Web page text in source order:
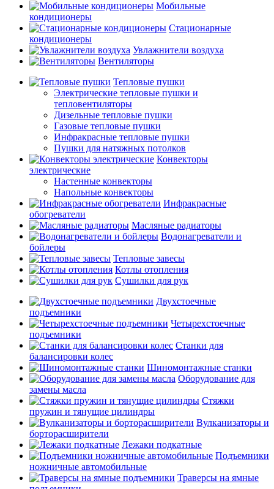
Мобильные
кондиционеры
Стационарные
кондиционеры
Увлажнители воздуха
Вентиляторы
Тепловые пушки
Электрические тепловые пушки и
тепловентиляторы
Дизельные тепловые пушки
Газовые тепловые пушки
Инфракрасные тепловые пушки
Пушки для натяжных потолков
Конвекторы
электрические
Настенные конвекторы
Напольные конвекторы
Инфракрасные
обогреватели
Масляные радиаторы
Водонагреватели и
бойлеры
Тепловые завесы
Котлы отопления
Сушилки для рук
Двухстоечные
подъемники
Четырехстоечные
подъемники
Станки для
балансировки колес
Шиномонтажные станки
Оборудование для
замены масла
Стяжки
пружин и тянущие цилиндры
Вулканизаторы и
борторасширители
Лежаки подкатные
Подъемники
ножничные автомобильные
Траверсы на ямные